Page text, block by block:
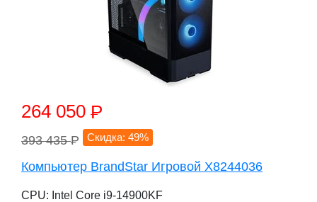
264 050 P
393 435P Скидка: 49%
Компьютер BrandStar Игровой X8244036
CPU: Intel Core i9-14900KF